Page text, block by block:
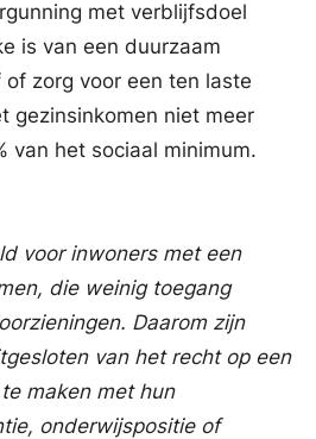
met verblijfsdoel
is van een duurzaam
zorg voor een ten laste
gezinsinkomen niet meer
van het sociaal minimum.
voor inwoners met een
die weinig toegang
Daarom zijn
van het recht op een
maken met hun
onderwijspositie of